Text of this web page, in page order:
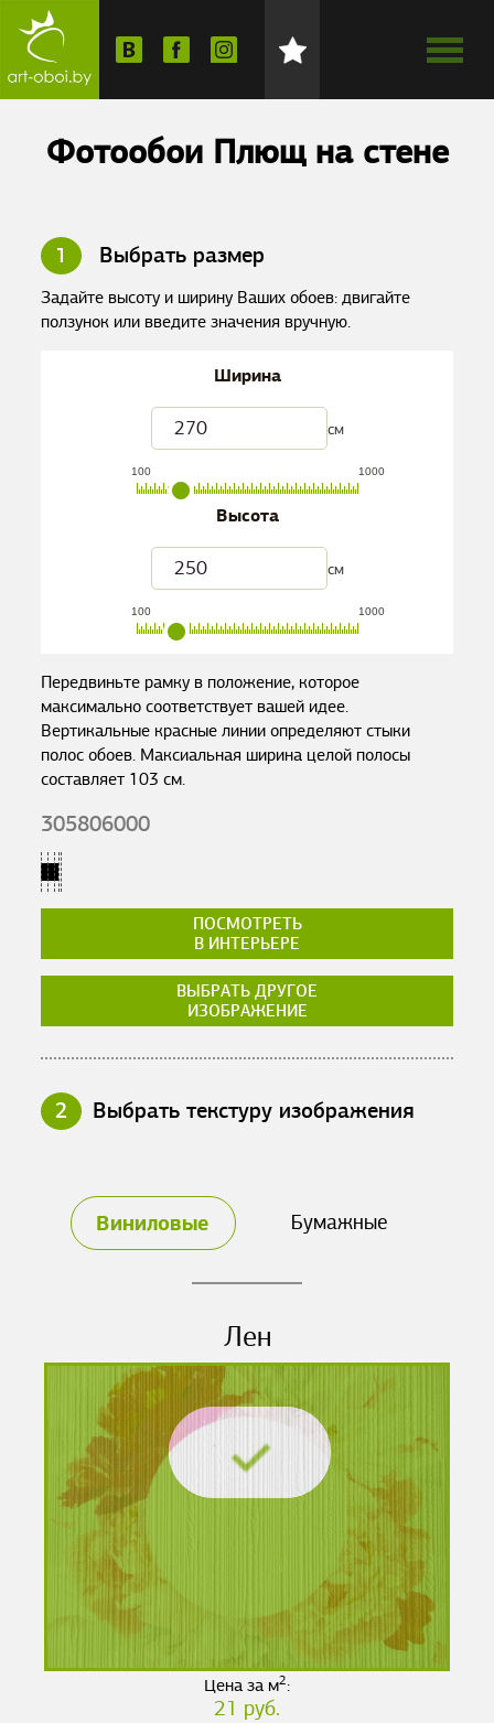
Фотообои Плющ на стене
1 Выбрать размер
Задайте высоту и ширину Ваших обоев: двигайте
ползунок или введите значения вручную.
Ширина
см
100 1000
Высота
см
100 1000
Передвиньте рамку в положение, которое
максимально соответствует вашей идее.
Вертикальные красные линии определяют стыки
полос обоев. Максиальная ширина целой полосы
составляет 103 см.
305806000
ПОСМОТРЕТЬ
В ИНТЕРЬЕРЕ
ВЫБРАТЬ ДРУГОЕ
ИЗОБРАЖЕНИЕ
2 Выбрать текстуру изображения
Виниловые Бумажные
Лен
Цена за м2:
21 руб.